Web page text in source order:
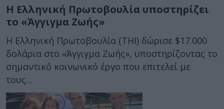
Η Ελληνική Πρωτοβουλία υποστηρίζει
το «Άγγιγμα Ζωής»
Η Ελληνική Πρωτοβουλία (THI) δώρισε $17.000
δολάρια στο «Άγγιγμα Ζωής», υποστηρίζοντας το
σημαντικό κοινωνικό έργο που επιτελεί με
τους...